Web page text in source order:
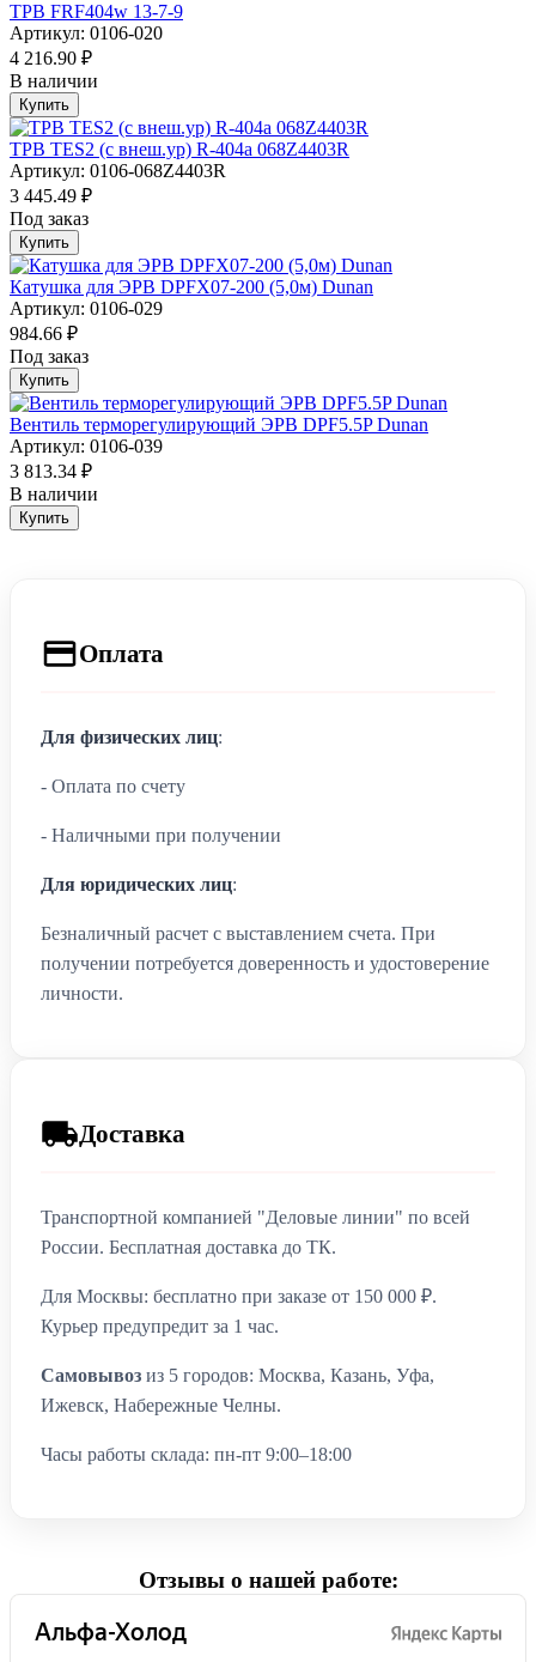
ТРВ FRF404w 13-7-9
Артикул: 0106-020
4 216.90 ₽
В наличии
Купить
ТРВ TES2 (с внеш.ур) R-404a 068Z4403R
Артикул: 0106-068Z4403R
3 445.49 ₽
Под заказ
Купить
Катушка для ЭРВ DPFX07-200 (5,0м) Dunan
Артикул: 0106-029
984.66 ₽
Под заказ
Купить
Вентиль терморегулирующий ЭРВ DPF5.5P Dunan
Артикул: 0106-039
3 813.34 ₽
В наличии
Купить
Оплата
Для физических лиц:
- Оплата по счету
- Наличными при получении
Для юридических лиц:
Безналичный расчет с выставлением счета. При
получении потребуется доверенность и удостоверение
личности.
Доставка
Транспортной компанией "Деловые линии" по всей
России. Бесплатная доставка до ТК.
Для Москвы: бесплатно при заказе от 150 000 ₽.
Курьер предупредит за 1 час.
Самовывоз из 5 городов: Москва, Казань, Уфа,
Ижевск, Набережные Челны.
Часы работы склада: пн-пт 9:00–18:00
Отзывы о нашей работе: